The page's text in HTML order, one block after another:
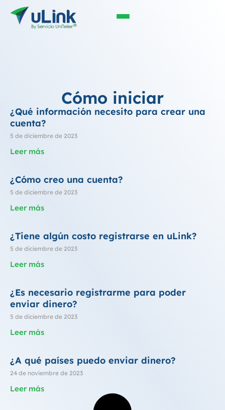
Cómo iniciar
¿Qué información necesito para crear una
cuenta?
5 de diciembre de 2023
Leer más
¿Cómo creo una cuenta?
5 de diciembre de 2023
Leer más
¿Tiene algún costo registrarse en uLink?
5 de diciembre de 2023
Leer más
¿Es necesario registrarme para poder
enviar dinero?
5 de diciembre de 2023
Leer más
¿A qué países puedo enviar dinero?
24 de noviembre de 2023
Leer más